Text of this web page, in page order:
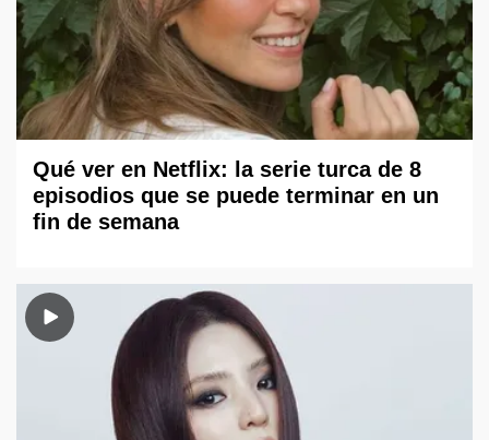
Qué ver en Netflix: la serie turca de 8
episodios que se puede terminar en un
fin de semana